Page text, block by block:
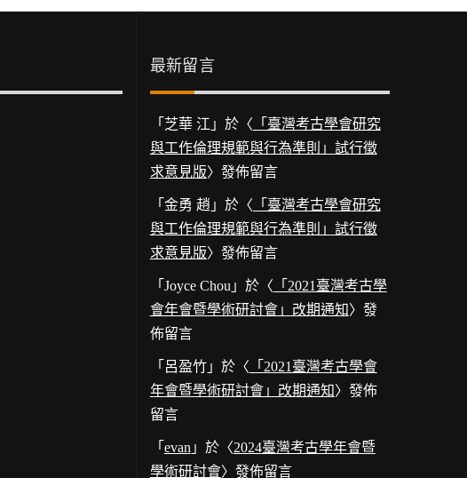
最新留言
「 芝華 江 」於〈 「臺灣考古學會研究
與工作倫理規範與行為準則」試行徵
求意見版〉發佈留言
「 金勇 趙 」於〈 「臺灣考古學會研究
與工作倫理規範與行為準則」試行徵
求意見版〉發佈留言
「 Joyce Chou 」於〈 「2021臺灣考古學
會年會暨學術研討會」改期通知〉發
佈留言
「 呂盈竹」於〈 「2021臺灣考古學會
年會暨學術研討會」改期通知〉發佈
留言
「 evan 」於〈2024臺灣考古學年會暨
學術研討會〉發佈留言